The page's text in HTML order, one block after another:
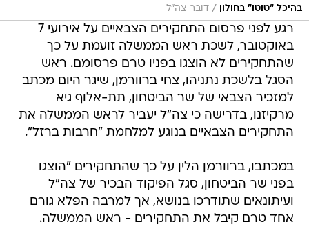
בהיכל “טוטו” בחולון
/ דובר צה"ל
רגע לפני פרסום התחקירים הצבאיים על אירועי 7
באוקטובר, לשכת ראש הממשלה זועמת על כך
שהתחקירים לא הוצגו בפניו טרם פרסומם. ראש
הסגל בלשכת נתניהו, צחי ברוורמן, שיגר היום מכתב
למזכיר הצבאי של שר הביטחון, תת-אלוף גיא
מרקיזנו, בדרישה כי צה"ל יעביר לראש הממשלה את
התחקירים הצבאיים בנוגע למלחמת "חרבות ברזל".
במכתבו, ברוורמן הלין על כך שהתחקירים "הוצגו
בפני שר הביטחון, סגל הפיקוד הבכיר של צה"ל
ועיתונאים שתודרכו בנושא, אך למרבה הפלא גורם
אחד טרם קיבל את התחקירים - ראש הממשלה.